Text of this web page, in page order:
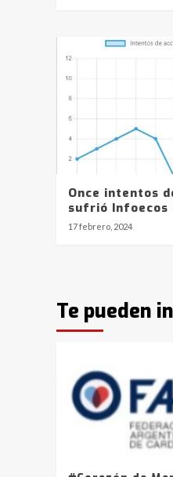
Once intentos
sufrió Infoecos
17 febrero, 2024
Te pueden